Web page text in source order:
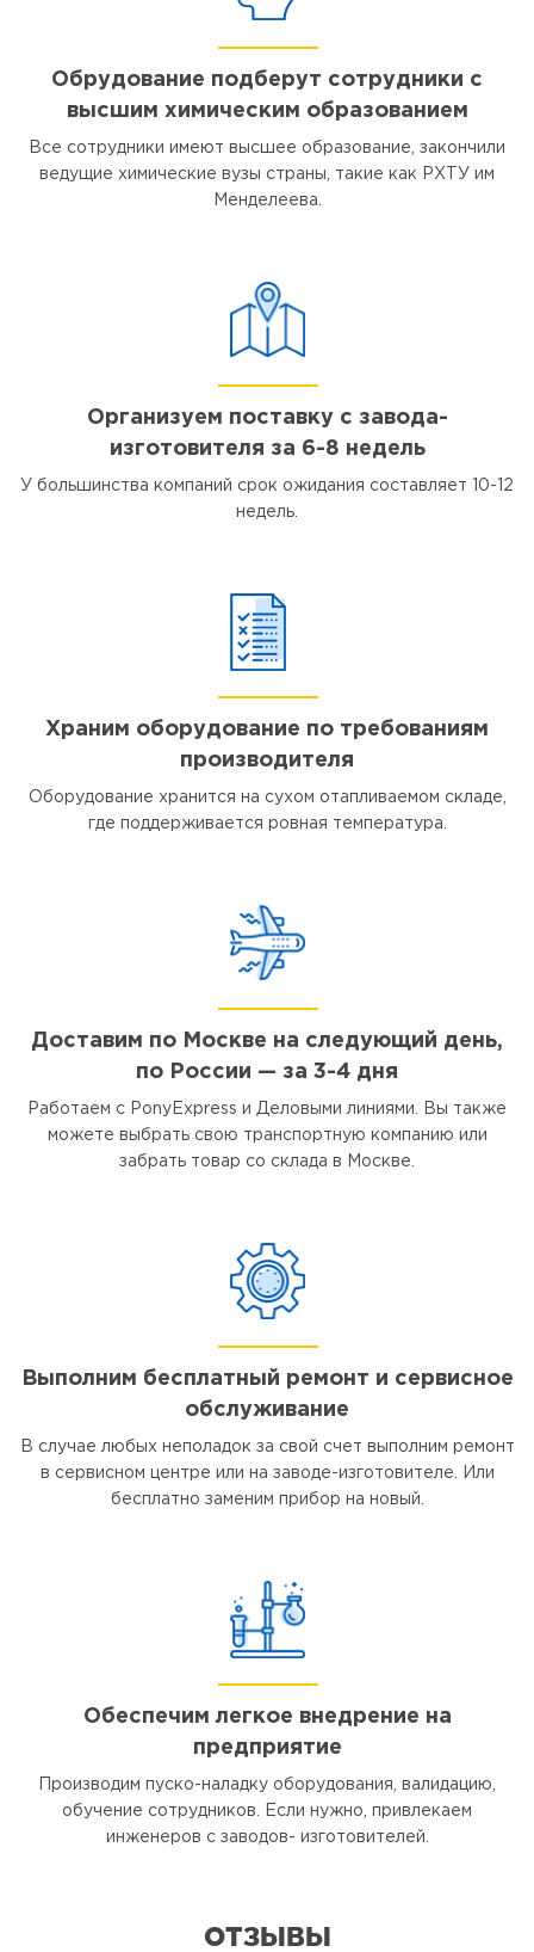
Обрудование подберут сотрудники с
высшим химическим образованием
Все сотрудники имеют высшее образование, закончили
ведущие химические вузы страны, такие как РХТУ им
Менделеева.
Организуем поставку с завода-
изготовителя за 6-8 недель
У большинства компаний срок ожидания составляет 10-12
недель.
Храним оборудование по требованиям
производителя
Оборудование хранится на сухом отапливаемом складе,
где поддерживается ровная температура.
Доставим по Москве на следующий день,
по России — за 3-4 дня
Работаем с PonyExpress и Деловыми линиями. Вы также
можете выбрать свою транспортную компанию или
забрать товар со склада в Москве.
Выполним бесплатный ремонт и сервисное
обслуживание
В случае любых неполадок за свой счет выполним ремонт
в сервисном центре или на заводе-изготовителе. Или
бесплатно заменим прибор на новый.
Обеспечим легкое внедрение на
предприятие
Производим пуско-наладку оборудования, валидацию,
обучение сотрудников. Если нужно, привлекаем
инженеров с заводов- изготовителей.
ОТЗЫВЫ